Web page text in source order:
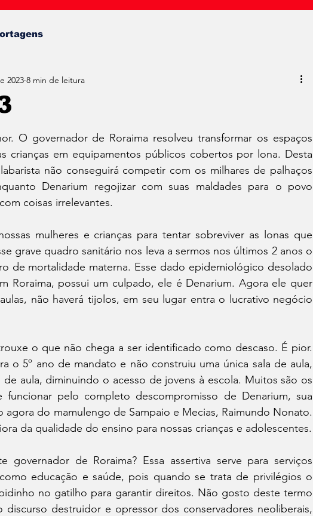
2023 8 min de leitura
O governador de Roraima resolveu transformar os espaços
crianças em equipamentos públicos cobertos por lona. Desta
não conseguirá competir com os milhares de palhaços
Denarium regojizar com suas maldades para o povo
coisas irrelevantes.
mulheres e crianças para tentar sobreviver as lonas que
grave quadro sanitário nos leva a sermos nos últimos 2 anos o
de mortalidade materna. Esse dado epidemiológico desolado
Roraima, possui um culpado, ele é Denarium. Agora ele quer
não haverá tijolos, em seu lugar entra o lucrativo negócio
o que não chega a ser identificado como descaso. É pior.
o 5º ano de mandato e não construiu uma única sala de aula,
aula, diminuindo o acesso de jovens à escola. Muitos são os
pelo completo descompromisso de Denarium, sua
agora do mamulengo de Sampaio e Mecias, Raimundo Nonato.
da qualidade do ensino para nossas crianças e adolescentes.
de Roraima? Essa assertiva serve para serviços
educação e saúde, pois quando se trata de privilégios o
no gatilho para garantir direitos. Não gosto deste termo
destruidor e opressor dos conservadores neoliberais,